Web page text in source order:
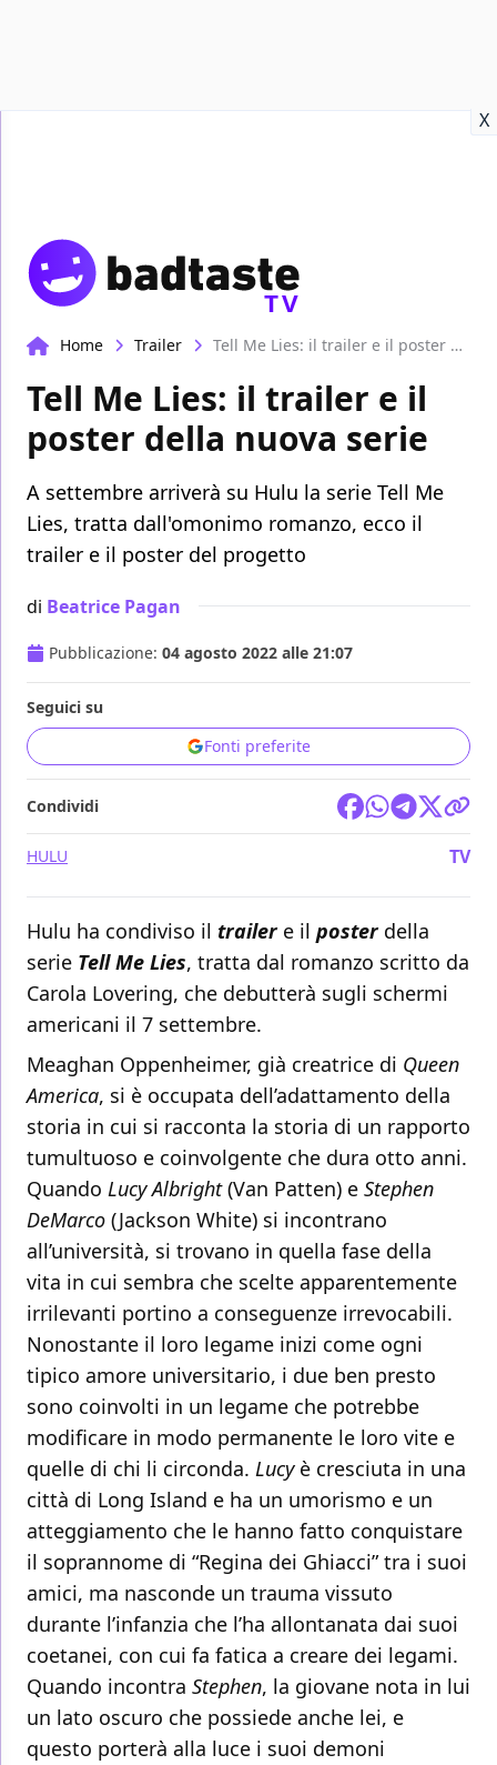
X
TV
Home Trailer Tell Me Lies: il trailer e il poster della nuova serie
Tell Me Lies: il trailer e il
poster della nuova serie
A settembre arriverà su Hulu la serie Tell Me
Lies, tratta dall'omonimo romanzo, ecco il
trailer e il poster del progetto
di Beatrice Pagan
Pubblicazione: 04 agosto 2022 alle 21:07
Seguici su
Fonti preferite
Condividi
HULU TV
Hulu ha condiviso il trailere il posterdella
serie Tell Me Lies, tratta dal romanzo scritto da
Carola Lovering, che debutterà sugli schermi
americani il 7 settembre.
Meaghan Oppenheimer, già creatrice di Queen
America, si è occupata dell’adattamento della
storia in cui si racconta la storia di un rapporto
tumultuoso e coinvolgente che dura otto anni.
Quando Lucy Albright(Van Patten) e Stephen
DeMarco (Jackson White) si incontrano
all’università, si trovano in quella fase della
vita in cui sembra che scelte apparentemente
irrilevanti portino a conseguenze irrevocabili.
Nonostante il loro legame inizi come ogni
tipico amore universitario, i due ben presto
sono coinvolti in un legame che potrebbe
modificare in modo permanente le loro vite e
quelle di chi li circonda. Lucyè cresciuta in una
città di Long Island e ha un umorismo e un
atteggiamento che le hanno fatto conquistare
il soprannome di “Regina dei Ghiacci” tra i suoi
amici, ma nasconde un trauma vissuto
durante l’infanzia che l’ha allontanata dai suoi
coetanei, con cui fa fatica a creare dei legami.
Quando incontra Stephen, la giovane nota in lui
un lato oscuro che possiede anche lei, e
questo porterà alla luce i suoi demoni